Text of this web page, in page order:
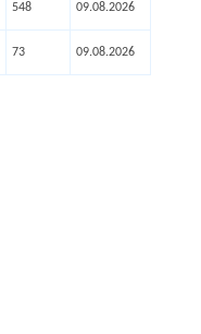
548 09.08.2026
73 09.08.2026